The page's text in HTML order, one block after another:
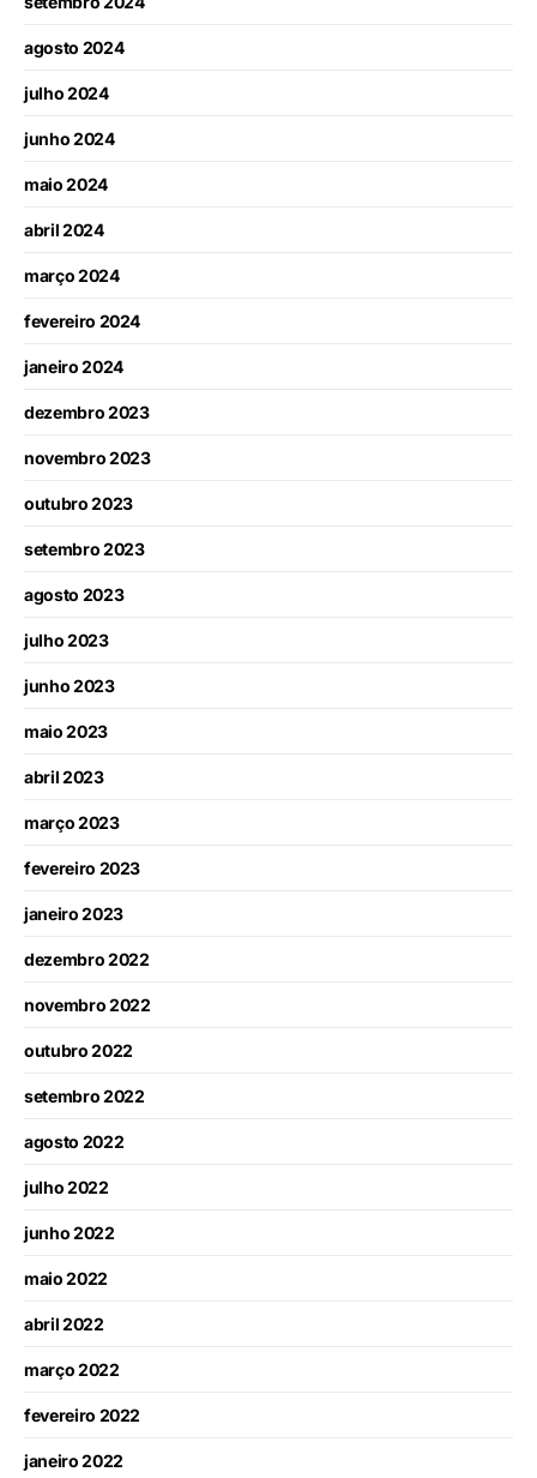
agosto 2024
julho 2024
junho 2024
maio 2024
abril 2024
março 2024
fevereiro 2024
janeiro 2024
dezembro 2023
novembro 2023
outubro 2023
setembro 2023
agosto 2023
julho 2023
junho 2023
maio 2023
abril 2023
março 2023
fevereiro 2023
janeiro 2023
dezembro 2022
novembro 2022
outubro 2022
setembro 2022
agosto 2022
julho 2022
junho 2022
maio 2022
abril 2022
março 2022
fevereiro 2022
janeiro 2022